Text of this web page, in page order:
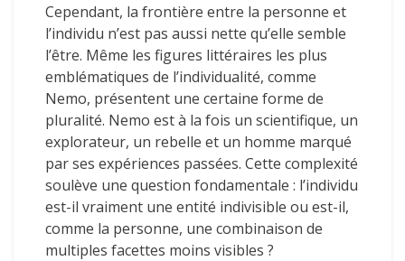
Cependant, la frontière entre la personne et
l’individu n’est pas aussi nette qu’elle semble
l’être. Même les figures littéraires les plus
emblématiques de l’individualité, comme
Nemo, présentent une certaine forme de
pluralité. Nemo est à la fois un scientifique, un
explorateur, un rebelle et un homme marqué
par ses expériences passées. Cette complexité
soulève une question fondamentale : l’individu
est-il vraiment une entité indivisible ou est-il,
comme la personne, une combinaison de
multiples facettes moins visibles ?